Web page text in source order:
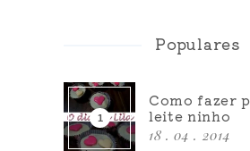
Populares
Como fazer
leite ninho
18 . 04 . 2014